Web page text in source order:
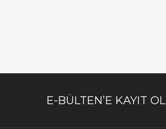
E-BÜLTEN’E KAYIT OL